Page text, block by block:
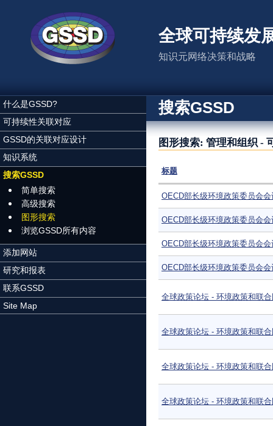
全球可持续发
知识元网络决策和战略
什么是GSSD?
可持续性关联对应
GSSD的关联对应设计
知识系统
搜索GSSD
简单搜索
高级搜索
图形搜索
浏览GSSD所有内容
添加网站
研究和报表
联系GSSD
Site Map
搜索GSSD
图形搜索: 管理和组织 -
标题
OECD部长级环境政策委员会会
OECD部长级环境政策委员会会
OECD部长级环境政策委员会会
OECD部长级环境政策委员会会
全球政策论坛 - 环境政策和联
全球政策论坛 - 环境政策和联
全球政策论坛 - 环境政策和联
全球政策论坛 - 环境政策和联